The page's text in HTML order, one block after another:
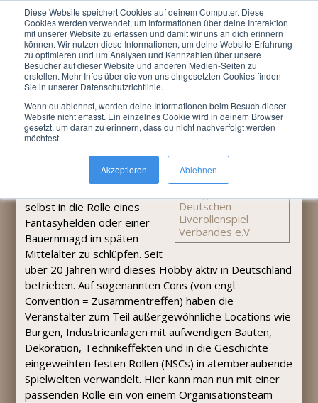
Diese Website speichert Cookies auf deinem Computer. Diese
Cookies werden verwendet, um Informationen über deine Interaktion
mit unserer Website zu erfassen und damit wir uns an dich erinnern
können. Wir nutzen diese Informationen, um deine Website-Erfahrung
zu optimieren und um Analysen und Kennzahlen über unsere
Besucher auf dieser Website und anderen Medien-Seiten zu
erstellen. Mehr Infos über die von uns eingesetzten Cookies finden
Sie in unserer Datenschutzrichtlinie.
Wenn du ablehnst, werden deine Informationen beim Besuch dieser
Website nicht erfasst. Ein einzelnes Cookie wird in deinem Browser
gesetzt, um daran zu erinnern, dass du nicht nachverfolgt werden
möchtest.
Akzeptieren Ablehnen
Menu
Du bist hier:LARP »Informationen
Informationen
Was ist LARP?
Deutschen Liverollespiel
Verband e.V.
LARP ist die Abkürzung für
Live Action Role Playing
(Englisch für Liverollenspiel)
und es eröffnet die
selbst in die Rolle eines
Fantasyhelden oder einer
Bauernmagd im späten
Mittelalter zu schlüpfen. Seit
über 20 Jahren wird dieses Hobby aktiv in Deutschland
betrieben. Auf sogenannten Cons (von engl.
Convention = Zusammentreffen) haben die
Veranstalter zum Teil außergewöhnliche Locations wie
Burgen, Industrieanlagen mit aufwendigen Bauten,
Dekoration, Technikeffekten und in die Geschichte
eingeweihten festen Rollen (NSCs) in atemberaubende
Spielwelten verwandelt. Hier kann man nun mit einer
passenden Rolle ein von einem Organisationsteam